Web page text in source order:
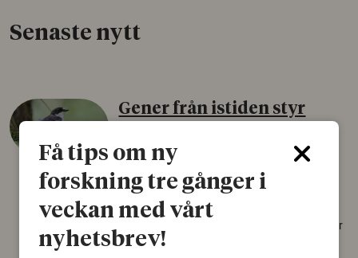
Senaste nytt
Gener från istiden styr
Afrika
10 augusti 2026
En svartvit flugsnappare från Sibirien flyger
över 4 500 kilometer längre än nödvändigt för
att nå sitt övervintringsområde i Afrika.
Få tips om ny
forskning tre gånger i
veckan med vårt
nyhetsbrev!